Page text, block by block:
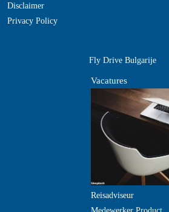
Disclaimer
Privacy Policy
Fly Drive Bulgarije
Vacatures
Reisadviseur